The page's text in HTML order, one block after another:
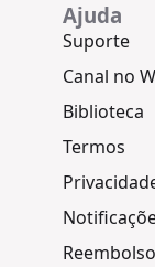
Ajuda
Suporte
Canal no
Biblioteca
Termos